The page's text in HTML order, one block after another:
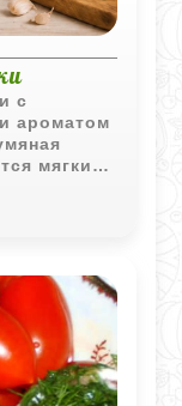
с
ароматом
мягким